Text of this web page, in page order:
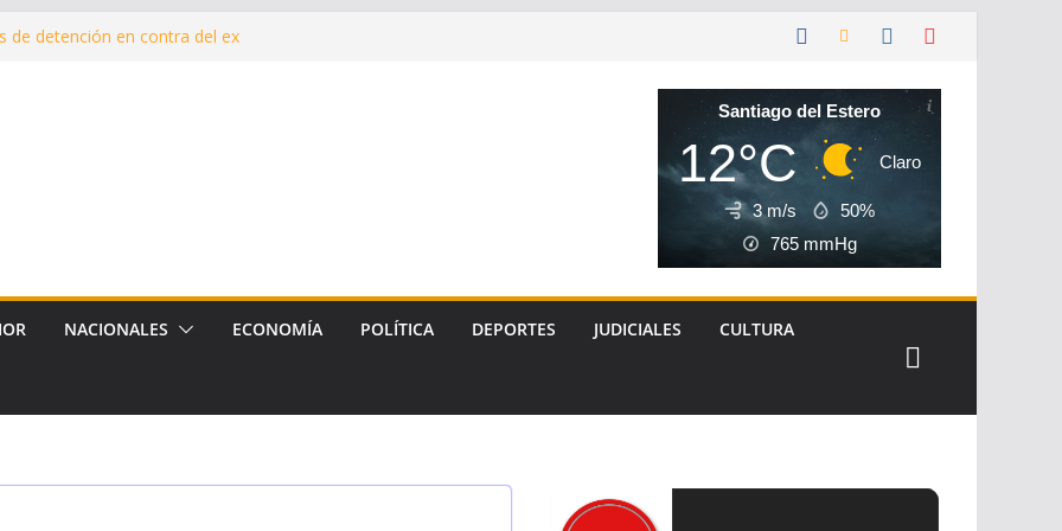
de detención en contra del ex
Santiago del Estero
12°C Claro
3 m/s
50%
765 mmHg
NACIONALES ECONOMÍA POLÍTICA DEPORTES JUDICIALES CULTURA